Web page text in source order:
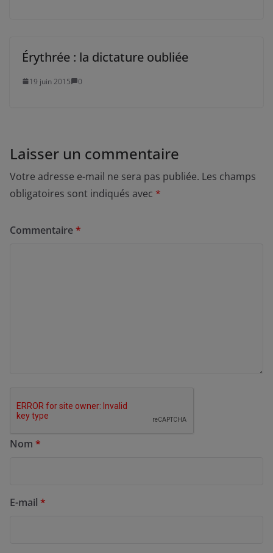
Érythrée : la dictature oubliée
19 juin 2015 0
Laisser un commentaire
Votre adresse e-mail ne sera pas publiée. Les champs
obligatoires sont indiqués avec *
Commentaire*
Nom *
E-mail *